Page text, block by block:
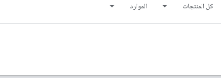
كل المنتجات الموارد